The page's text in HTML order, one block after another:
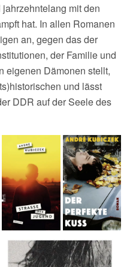
mit den
hat. In allen Romanen
an, gegen das der
der Familie und
eigenen Dämonen stellt,
und lässt
DDR auf der Seele des